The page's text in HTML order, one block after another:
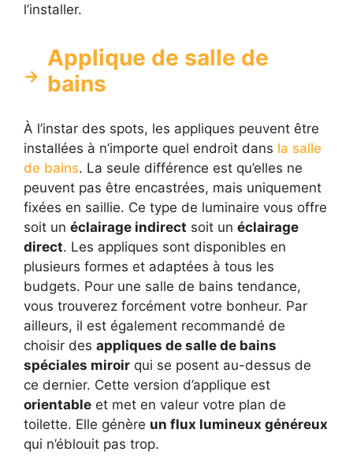
l’installer.
Applique de salle de
bains
À l’instar des spots, les appliques peuvent être
installées à n’importe quel endroit dans la salle
de bains. La seule différence est qu’elles ne
peuvent pas être encastrées, mais uniquement
fixées en saillie. Ce type de luminaire vous offre
soit un éclairage indirect soit un éclairage
direct. Les appliques sont disponibles en
plusieurs formes et adaptées à tous les
budgets. Pour une salle de bains tendance,
vous trouverez forcément votre bonheur. Par
ailleurs, il est également recommandé de
choisir des appliques de salle de bains
spéciales miroir qui se posent au-dessus de
ce dernier. Cette version d’applique est
orientable et met en valeur votre plan de
toilette. Elle génère un flux lumineux généreux
qui n’éblouit pas trop.